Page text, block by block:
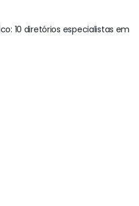
10 diretórios especialistas em